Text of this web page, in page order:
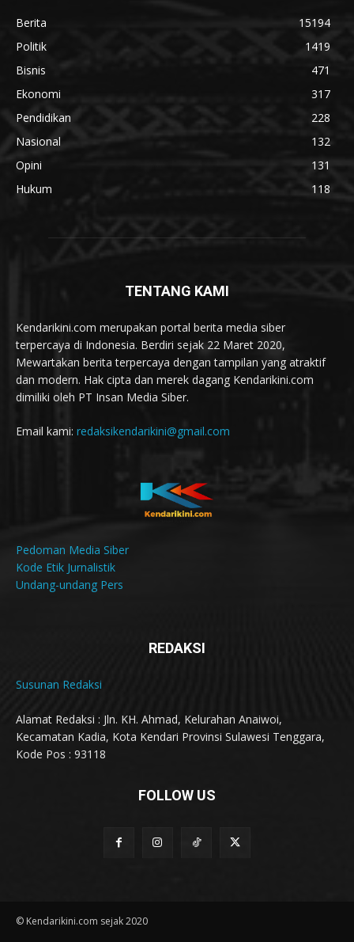
Berita
15194
Politik
1419
Bisnis
471
Ekonomi
317
Pendidikan
228
Nasional
132
Opini
131
Hukum
118
TENTANG KAMI
Kendarikini.com merupakan portal berita media siber
terpercaya di Indonesia. Berdiri sejak 22 Maret 2020,
Mewartakan berita terpercaya dengan tampilan yang atraktif
dan modern. Hak cipta dan merek dagang Kendarikini.com
dimiliki oleh PT Insan Media Siber.
Email kami: redaksikendarikini@gmail.com
Pedoman Media Siber
Kode Etik Jurnalistik
Undang-undang Pers
REDAKSI
Susunan Redaksi
Alamat Redaksi : Jln. KH. Ahmad, Kelurahan Anaiwoi,
Kecamatan Kadia, Kota Kendari Provinsi Sulawesi Tenggara,
Kode Pos : 93118
FOLLOW US
© Kendarikini.com sejak 2020